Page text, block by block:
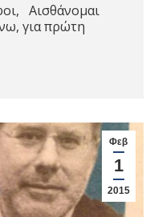
Αισθάνομαι
για πρώτη
Φεβ
1
2015